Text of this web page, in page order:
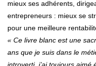
mieux ses adhérents,
entrepreneurs : mieux se
pour une meilleure
« Ce livre blanc est une
ans que je suis dans le